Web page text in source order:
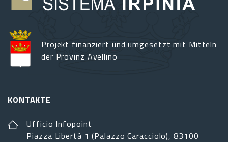
Projekt finanziert und umgesetzt mit Mitteln
der Provinz Avellino
KONTAKTE
Ufficio Infopoint
Piazza Libertá 1 (Palazzo Caracciolo), 83100